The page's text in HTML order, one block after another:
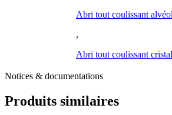
Abri tout coulissant
,
Abri tout coulissant cristal
Notices & documentations
Produits similaires